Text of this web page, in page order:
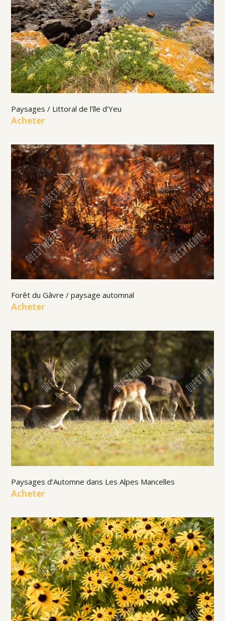
Paysages / Littoral de l’île d’Yeu
Acheter
Forêt du Gâvre / paysage automnal
Acheter
Paysages d’Automne dans Les Alpes Mancelles
Acheter